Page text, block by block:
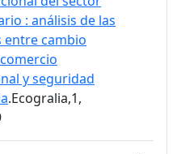
: análisis de las
entre cambio
y seguridad
.Ecogralia,1,